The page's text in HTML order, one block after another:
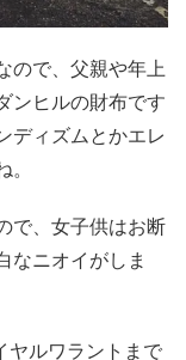
ので、父親や年上
ンヒルの財布です
ディズムとかエレ
で、女子供はお断
なニオイがしま
ヤルワラントまで